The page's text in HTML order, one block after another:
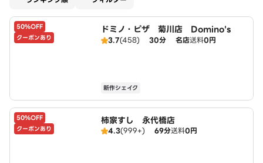
50%OFF
クーポンあり
ドミノ・ピザ 菊川店 Domino's
3.7(458) 30分 名店送料0円
新作シェイク
50%OFF
クーポンあり
柿家すし 永代橋店
4.3(999+) 69分送料0円